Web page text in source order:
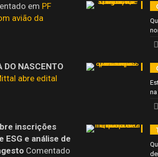
em PF
avião da
DO NASCENTO
abre edital
inscrições
e análise de
Comentado